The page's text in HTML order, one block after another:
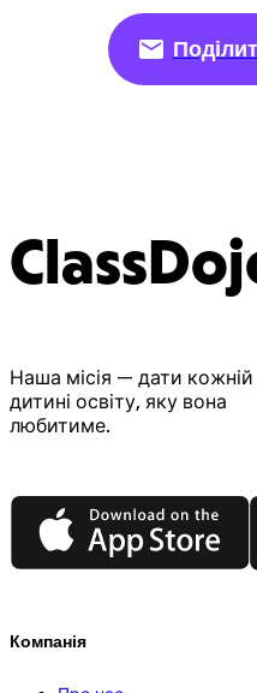
Наша місія — дати кожній
дитині освіту, яку вона
любитиме.
App Store
Компанія